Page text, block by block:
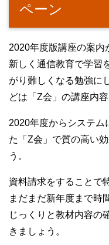
ペーン
2020年度版講座の案内
新しく通信教育で学習
がり難しくなる勉強に
どは「Z会」の講座内
2020年度からシステム
た「Z会」で質の高い
う。
資料請求をすることで
まだまだ新年度まで時
じっくりと教材内容の
きましょう。